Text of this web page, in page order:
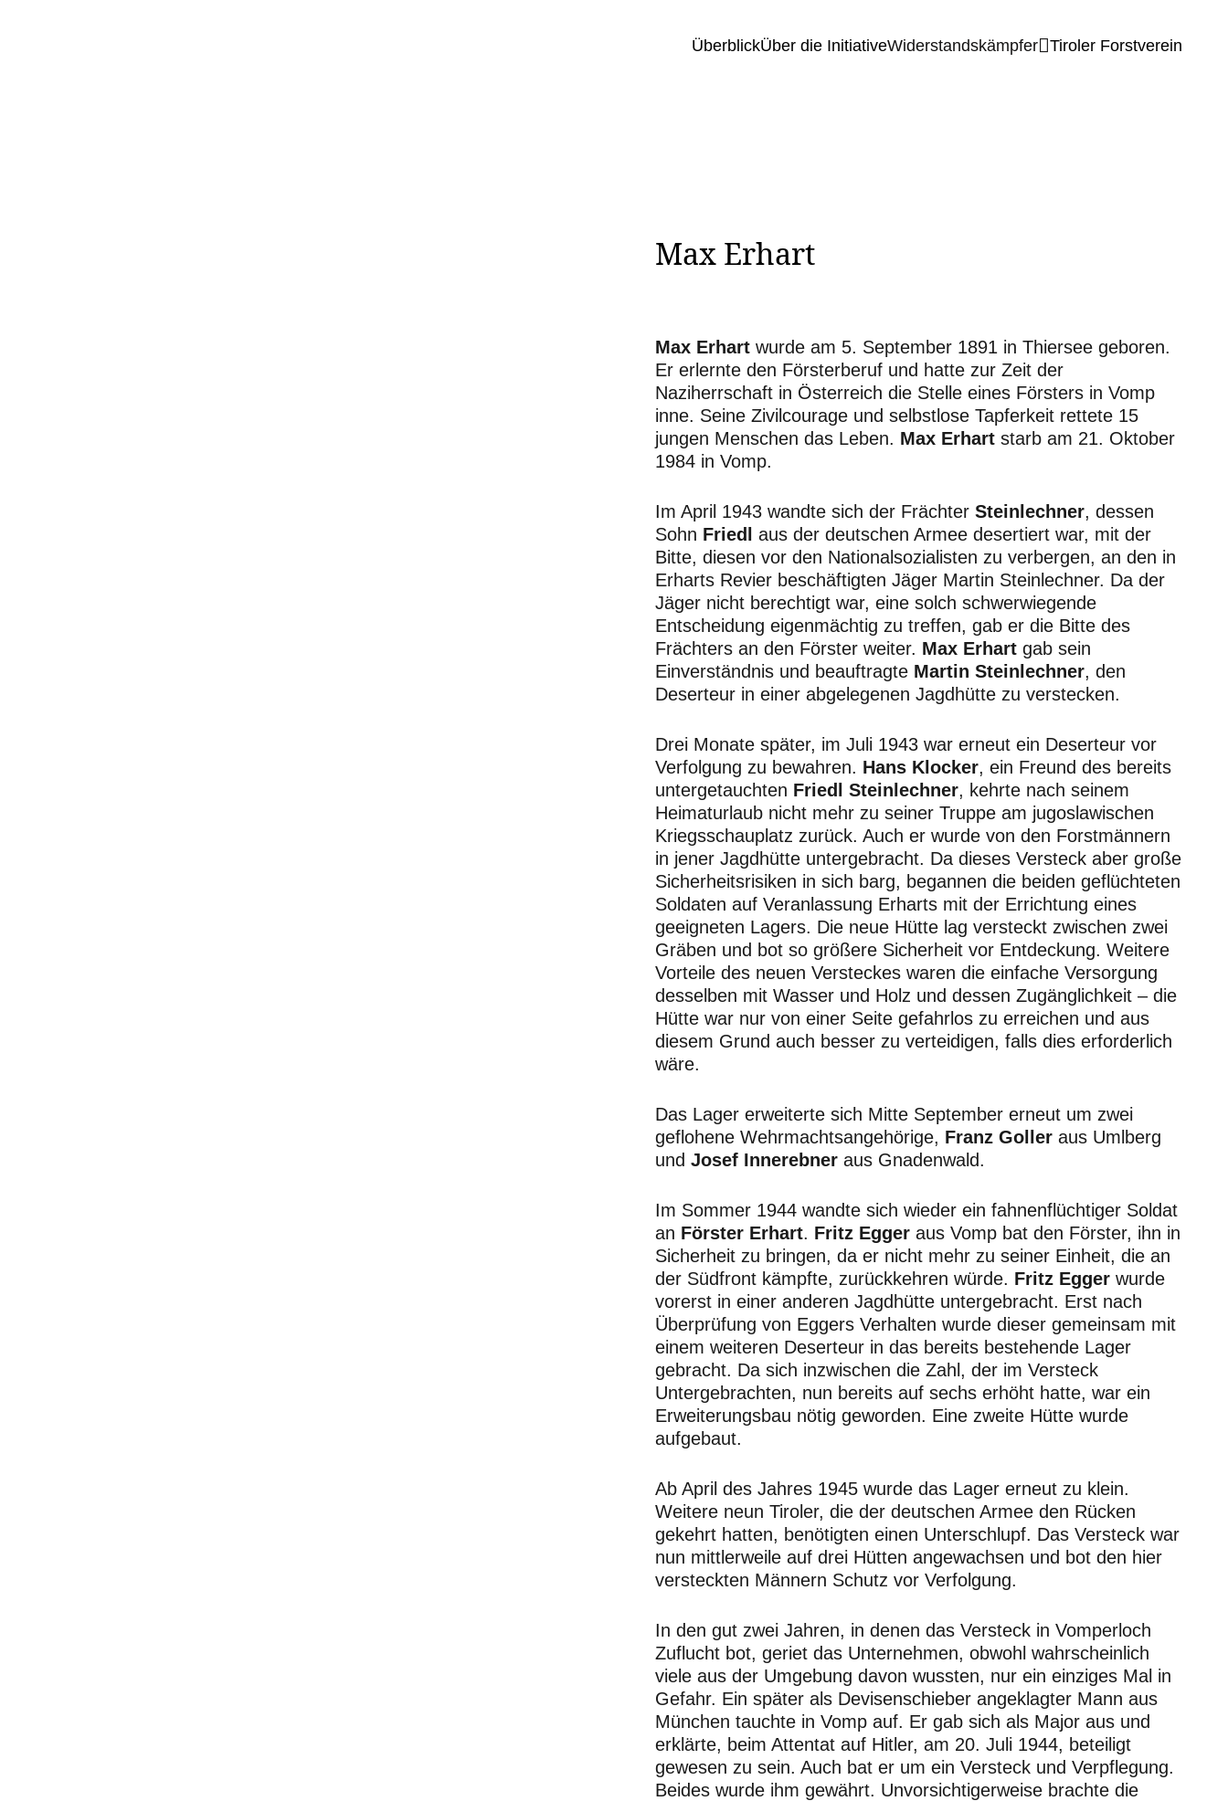
ÜberblickÜber die InitiativeWiderstandskämpfer Tiroler Forstverein
Max Erhart
Max Erhart wurde am 5. September 1891 in Thiersee geboren.
Er erlernte den Försterberuf und hatte zur Zeit der
Naziherrschaft in Österreich die Stelle eines Försters in Vomp
inne. Seine Zivilcourage und selbstlose Tapferkeit rettete 15
jungen Menschen das Leben. Max Erhart starb am 21. Oktober
1984 in Vomp.
Im April 1943 wandte sich der Frächter Steinlechner, dessen
Sohn Friedl aus der deutschen Armee desertiert war, mit der
Bitte, diesen vor den Nationalsozialisten zu verbergen, an den in
Erharts Revier beschäftigten Jäger Martin Steinlechner. Da der
Jäger nicht berechtigt war, eine solch schwerwiegende
Entscheidung eigenmächtig zu treffen, gab er die Bitte des
Frächters an den Förster weiter. Max Erhart gab sein
Einverständnis und beauftragte Martin Steinlechner, den
Deserteur in einer abgelegenen Jagdhütte zu verstecken.
Drei Monate später, im Juli 1943 war erneut ein Deserteur vor
Verfolgung zu bewahren. Hans Klocker, ein Freund des bereits
untergetauchten Friedl Steinlechner, kehrte nach seinem
Heimaturlaub nicht mehr zu seiner Truppe am jugoslawischen
Kriegsschauplatz zurück. Auch er wurde von den Forstmännern
in jener Jagdhütte untergebracht. Da dieses Versteck aber große
Sicherheitsrisiken in sich barg, begannen die beiden geflüchteten
Soldaten auf Veranlassung Erharts mit der Errichtung eines
geeigneten Lagers. Die neue Hütte lag versteckt zwischen zwei
Gräben und bot so größere Sicherheit vor Entdeckung. Weitere
Vorteile des neuen Versteckes waren die einfache Versorgung
desselben mit Wasser und Holz und dessen Zugänglichkeit – die
Hütte war nur von einer Seite gefahrlos zu erreichen und aus
diesem Grund auch besser zu verteidigen, falls dies erforderlich
wäre.
Das Lager erweiterte sich Mitte September erneut um zwei
geflohene Wehrmachtsangehörige, Franz Goller aus Umlberg
und Josef Innerebner aus Gnadenwald.
Im Sommer 1944 wandte sich wieder ein fahnenflüchtiger Soldat
an Förster Erhart. Fritz Egger aus Vomp bat den Förster, ihn in
Sicherheit zu bringen, da er nicht mehr zu seiner Einheit, die an
der Südfront kämpfte, zurückkehren würde. Fritz Egger wurde
vorerst in einer anderen Jagdhütte untergebracht. Erst nach
Überprüfung von Eggers Verhalten wurde dieser gemeinsam mit
einem weiteren Deserteur in das bereits bestehende Lager
gebracht. Da sich inzwischen die Zahl, der im Versteck
Untergebrachten, nun bereits auf sechs erhöht hatte, war ein
Erweiterungsbau nötig geworden. Eine zweite Hütte wurde
aufgebaut.
Ab April des Jahres 1945 wurde das Lager erneut zu klein.
Weitere neun Tiroler, die der deutschen Armee den Rücken
gekehrt hatten, benötigten einen Unterschlupf. Das Versteck war
nun mittlerweile auf drei Hütten angewachsen und bot den hier
versteckten Männern Schutz vor Verfolgung.
In den gut zwei Jahren, in denen das Versteck in Vomperloch
Zuflucht bot, geriet das Unternehmen, obwohl wahrscheinlich
viele aus der Umgebung davon wussten, nur ein einziges Mal in
Gefahr. Ein später als Devisenschieber angeklagter Mann aus
München tauchte in Vomp auf. Er gab sich als Major aus und
erklärte, beim Attentat auf Hitler, am 20. Juli 1944, beteiligt
gewesen zu sein. Auch bat er um ein Versteck und Verpflegung.
Beides wurde ihm gewährt. Unvorsichtigerweise brachte die